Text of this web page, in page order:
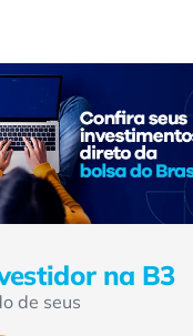
na B3
de seus